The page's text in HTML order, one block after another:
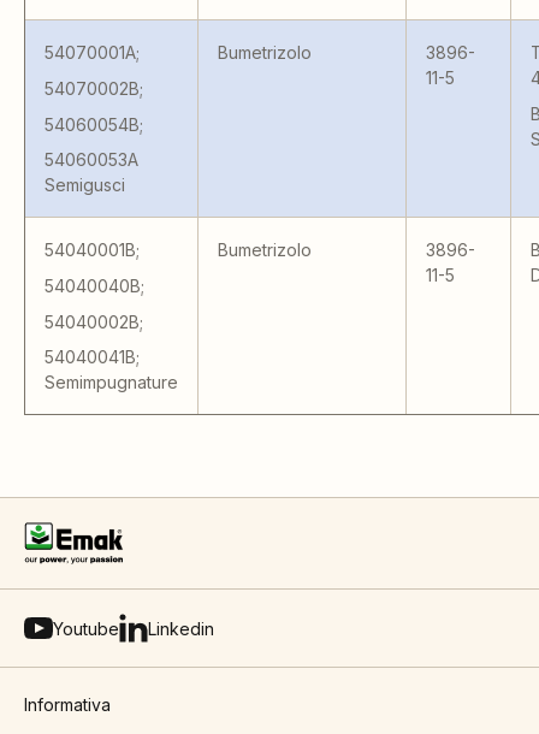
54070001A;
54070002B;
54060054B;
54060053A
Semigusci
Bumetrizolo
3896-
11-5
54040001B;
54040040B;
54040002B;
54040041B;
Semimpugnature
Bumetrizolo
3896-
11-5
Youtube Linkedin
Informativa